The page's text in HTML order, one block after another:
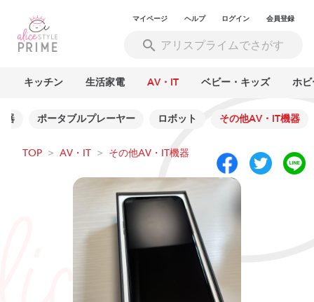
マイページ ヘルプ ログイン 会員登録
キッチン 生活家電 AV・IT ベビー・キッズ ホビ
器 ポータブルプレーヤー ロボット その他AV・IT機器
TOP > AV・IT > その他AV・IT機器